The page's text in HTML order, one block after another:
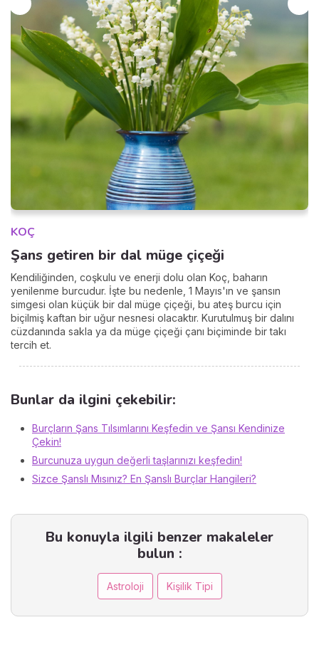
KOÇ
Şans getiren bir dal müge çiçeği
Kendiliğinden, coşkulu ve enerji dolu olan Koç, baharın
yenilenme burcudur. İşte bu nedenle, 1 Mayıs'ın ve şansın
simgesi olan küçük bir dal müge çiçeği, bu ateş burcu için
biçilmiş kaftan bir uğur nesnesi olacaktır. Kurutulmuş bir dalını
cüzdanında sakla ya da müge çiçeği çanı biçiminde bir takı
tercih et.
Bunlar da ilgini çekebilir:
Burçların Şans Tılsımlarını Keşfedin ve Şansı Kendinize
Çekin!
Burcunuza uygun değerli taşlarınızı keşfedin!
Sizce Şanslı Mısınız? En Şanslı Burçlar Hangileri?
Bu konuyla ilgili benzer makaleler
bulun :
Astroloji Kişilik Tipi